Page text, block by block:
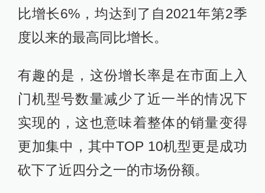
比增长6%，均达到了自2021年第2季
度以来的最高同比增长。
有趣的是，这份增长率是在市面上入
门机型号数量减少了近一半的情况下
实现的，这也意味着整体的销量变得
更加集中，其中TOP 10机型更是成功
砍下了近四分之一的市场份额。